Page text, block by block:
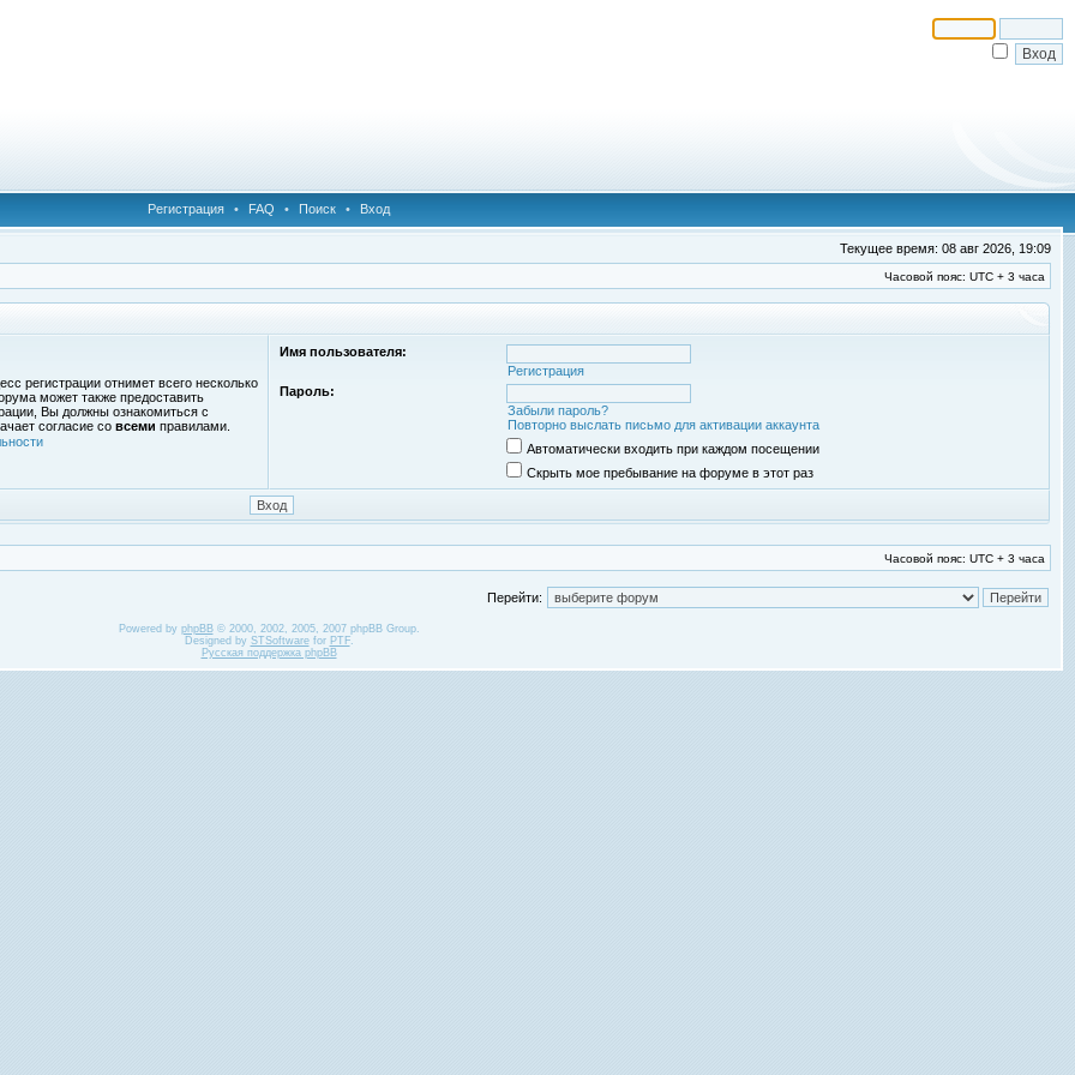
Регистрация • FAQ • Поиск • Вход
Текущее время: 08 авг 2026, 19:09
Часовой пояс: UTC + 3 часа
регистрации отнимет всего несколько
может также предоставить
Вы должны ознакомиться с
согласие со всеми правилами.
Имя пользователя:
Регистрация
Пароль:
Забыли пароль?
Повторно выслать письмо для активации аккаунта
Автоматически входить при каждом посещении
Скрыть мое пребывание на форуме в этот раз
Часовой пояс: UTC + 3 часа
Перейти:
Powered by phpBB© 2000, 2002, 2005, 2007 phpBB Group.
Designed by STSoftwarefor PTF.
Русская поддержка phpBB